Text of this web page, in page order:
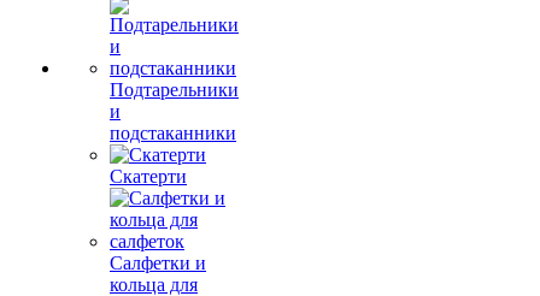
Подтарельники
и
подстаканники
Скатерти
Салфетки и
кольца для